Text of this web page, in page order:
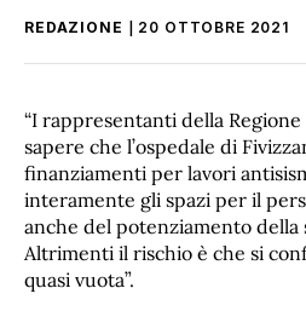
REDAZIONE 20 OTTOBRE 2021
“I rappresentanti della
sapere che l’ospedale di
finanziamenti per lavori
interamente gli spazi per il
anche del potenziamento della
Altrimenti il rischio è che si
quasi vuota”.